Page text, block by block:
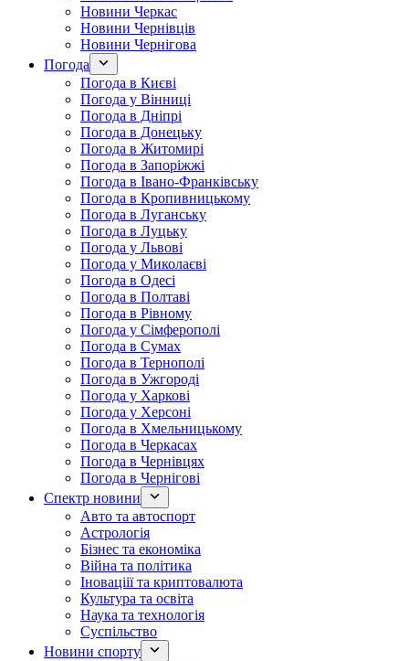
Новини Черкас
Новини Чернівців
Новини Чернігова
Погода
Погода в Києві
Погода у Вінниці
Погода в Дніпрі
Погода в Донецьку
Погода в Житомирі
Погода в Запоріжжі
Погода в Івано-Франківську
Погода в Кропивницькому
Погода в Луганську
Погода в Луцьку
Погода у Львові
Погода у Миколаєві
Погода в Одесі
Погода в Полтаві
Погода в Рівному
Погода у Сімферополі
Погода в Сумах
Погода в Тернополі
Погода в Ужгороді
Погода у Харкові
Погода у Херсоні
Погода в Хмельницькому
Погода в Черкасах
Погода в Чернівцях
Погода в Чернігові
Спектр новини
Авто та автоспорт
Астрологія
Бізнес та економіка
Війна та політика
Іноваціії та криптовалюта
Культура та освіта
Наука та технологія
Суспільство
Новини спорту